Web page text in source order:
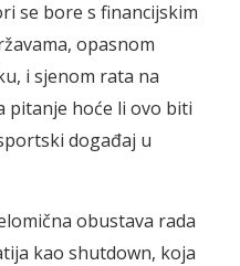
se bore s financijskim
opasnom
i sjenom rata na
pitanje hoće li ovo biti
događaj u
obustava rada
kao shutdown, koja